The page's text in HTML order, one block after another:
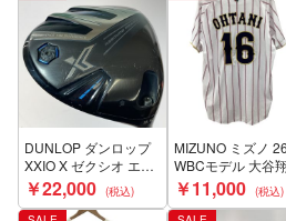
DUNLOP ダンロップ
XXIO X ゼクシオ エッ
クス 1W 9.5° ドライバ
ー Miyazaki AX-III S カ
￥22,000
MIZUNO ミズノ
WBCモデル 大谷
ユニフォーム SIZE
ランク
￥11,000